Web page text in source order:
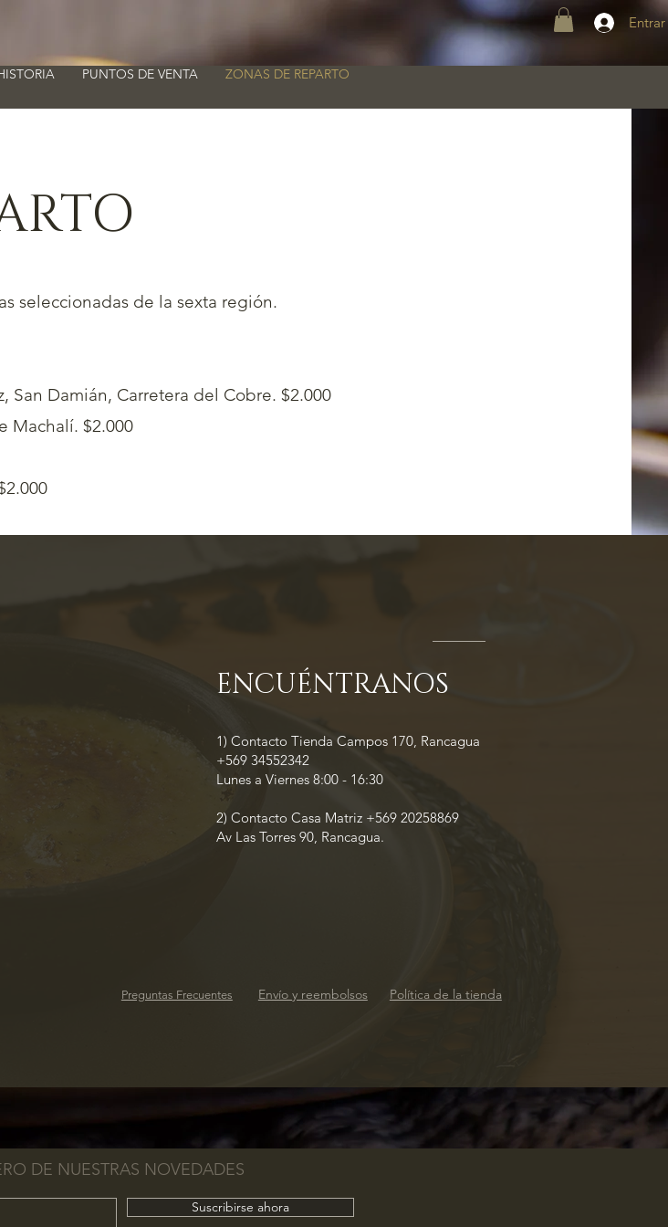
Entrar
PUNTOS DE VENTA ZONAS DE REPARTO
seleccionadas de la sexta región.
San Damián, Carretera del Cobre. $2.000
Machalí. $2.000
ENCUÉNTRANOS
1) Contacto Tienda Campos 170, Rancagua
+569 34552342
Lunes a Viernes 8:00 - 16:30
2) Contacto Casa Matriz +569 20258869
Av Las Torres 90, Rancagua.
Preguntas Frecuentes Envío y reembolsos Política de la tienda
DE NUESTRAS NOVEDADES
Suscribirse ahora